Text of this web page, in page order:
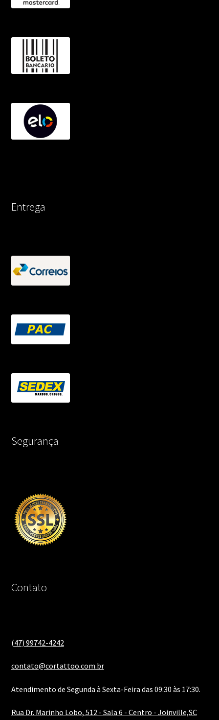
Entrega
Segurança
Contato
(47) 99742-4242
contato@cortattoo.com.br
Atendimento de Segunda à Sexta-Feira das 09:30 às 17:30.
Rua Dr. Marinho Lobo, 512 - Sala 6 - Centro - Joinville,SC